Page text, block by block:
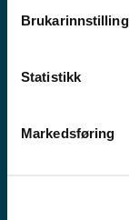
Statistikk
Markedsføring